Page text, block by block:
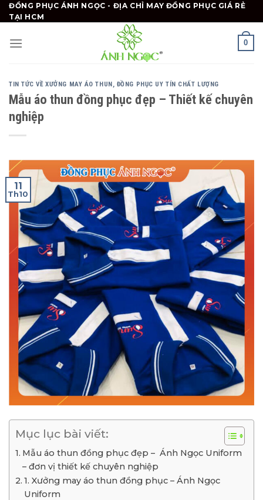
Skip
to
ĐỒNG PHỤC ÁNH NGỌC - ĐỊA CHỈ MAY ĐỒNG PHỤC GIÁ RẺ
TẠI HCM
0
TIN TỨC VỀ XƯỞNG MAY ÁO THUN, ĐỒNG PHỤC UY TÍN CHẤT LƯỢNG
Mẫu áo thun đồng phục đẹp – Thiết kế chuyên
nghiệp
11
Th10
Mục lục bài viết:
Mẫu áo thun đồng phục đẹp – Ánh Ngọc Uniform
– đơn vị thiết kế chuyên nghiệp
1. Xưởng may áo thun đồng phục – Ánh Ngọc
Uniform